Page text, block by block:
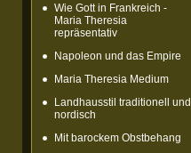
Wie Gott in Frankreich -
Maria Theresia
repräsentativ
Napoleon und das Empire
Maria Theresia Medium
Landhausstil traditionell und
nordisch
Mit barockem Obstbehang